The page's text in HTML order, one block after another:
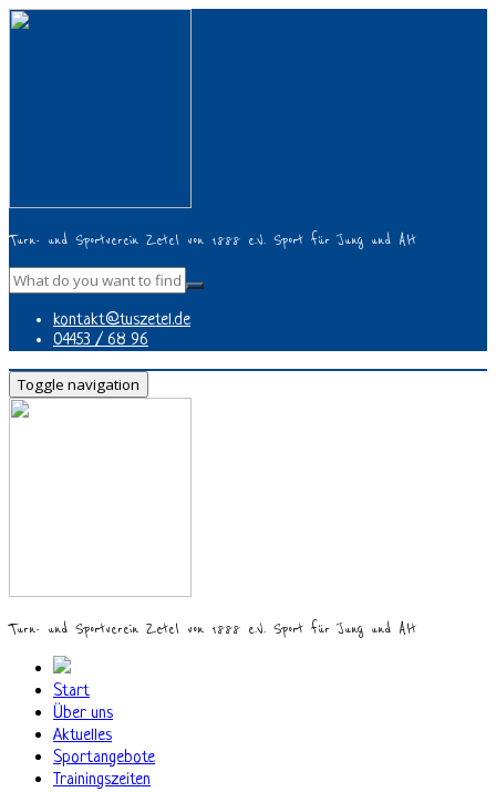
Turn- und Sportverein Zetel von 1888 e.V. Sport für Jung und Alt
kontakt@tuszetel.de
04453 / 68 96
Toggle navigation
Turn- und Sportverein Zetel von 1888 e.V. Sport für Jung und Alt
Start
Über uns
Aktuelles
Sportangebote
Trainingszeiten